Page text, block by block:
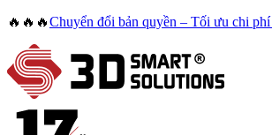
🔥🔥🔥Chuyển đổi bản quyền – Tối ưu chi phí